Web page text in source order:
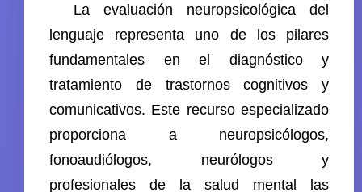
La evaluación neuropsicológica del
lenguaje representa uno de los pilares
fundamentales en el diagnóstico y
tratamiento de trastornos cognitivos y
comunicativos. Este recurso especializado
proporciona a neuropsicólogos,
fonoaudiólogos, neurólogos y
profesionales de la salud mental las